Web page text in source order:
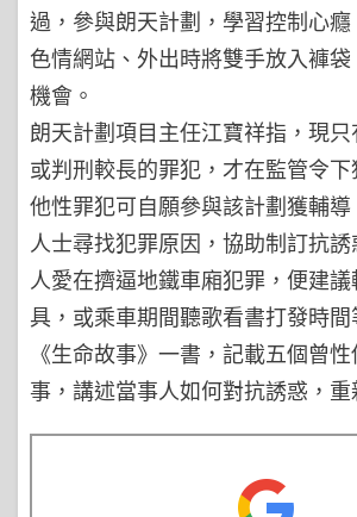
過，參與朗天計劃，學習控制心
色情網站、外出時將雙手放入褲
機會。
朗天計劃項目主任江寶祥指，現
或判刑較長的罪犯，才在監管令
他性罪犯可自願參與該計劃獲輔
人士尋找犯罪原因，協助制訂抗
人愛在擠逼地鐵車廂犯罪，便建
具，或乘車期間聽歌看書打發時
《生命故事》一書，記載五個曾
事，講述當事人如何對抗誘惑，重